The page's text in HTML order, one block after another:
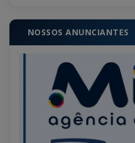
NOSSOS ANUNCIANTES